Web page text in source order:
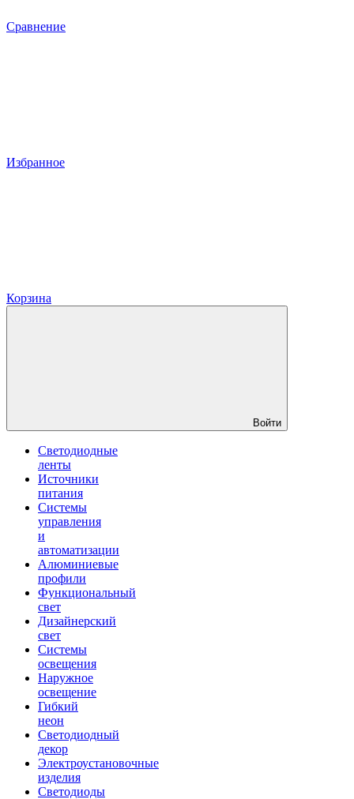
Сравнение
Избранное
Корзина
Войти
Светодиодные
ленты
Источники
питания
Системы
управления
и
автоматизации
Алюминиевые
профили
Функциональный
свет
Дизайнерский
свет
Системы
освещения
Наружное
освещение
Гибкий
неон
Светодиодный
декор
Электроустановочные
изделия
Светодиоды